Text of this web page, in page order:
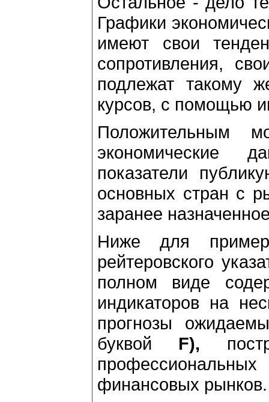
Графики
имеют свои
сопротивления,
подлежат такому
курсов, с помощью
Положительным
экономические
показатели
основных стран с
заранее
Ниже для
рейтеровского
полном виде
индикаторов на
прогнозы
буквой F),
финансовых рынков.